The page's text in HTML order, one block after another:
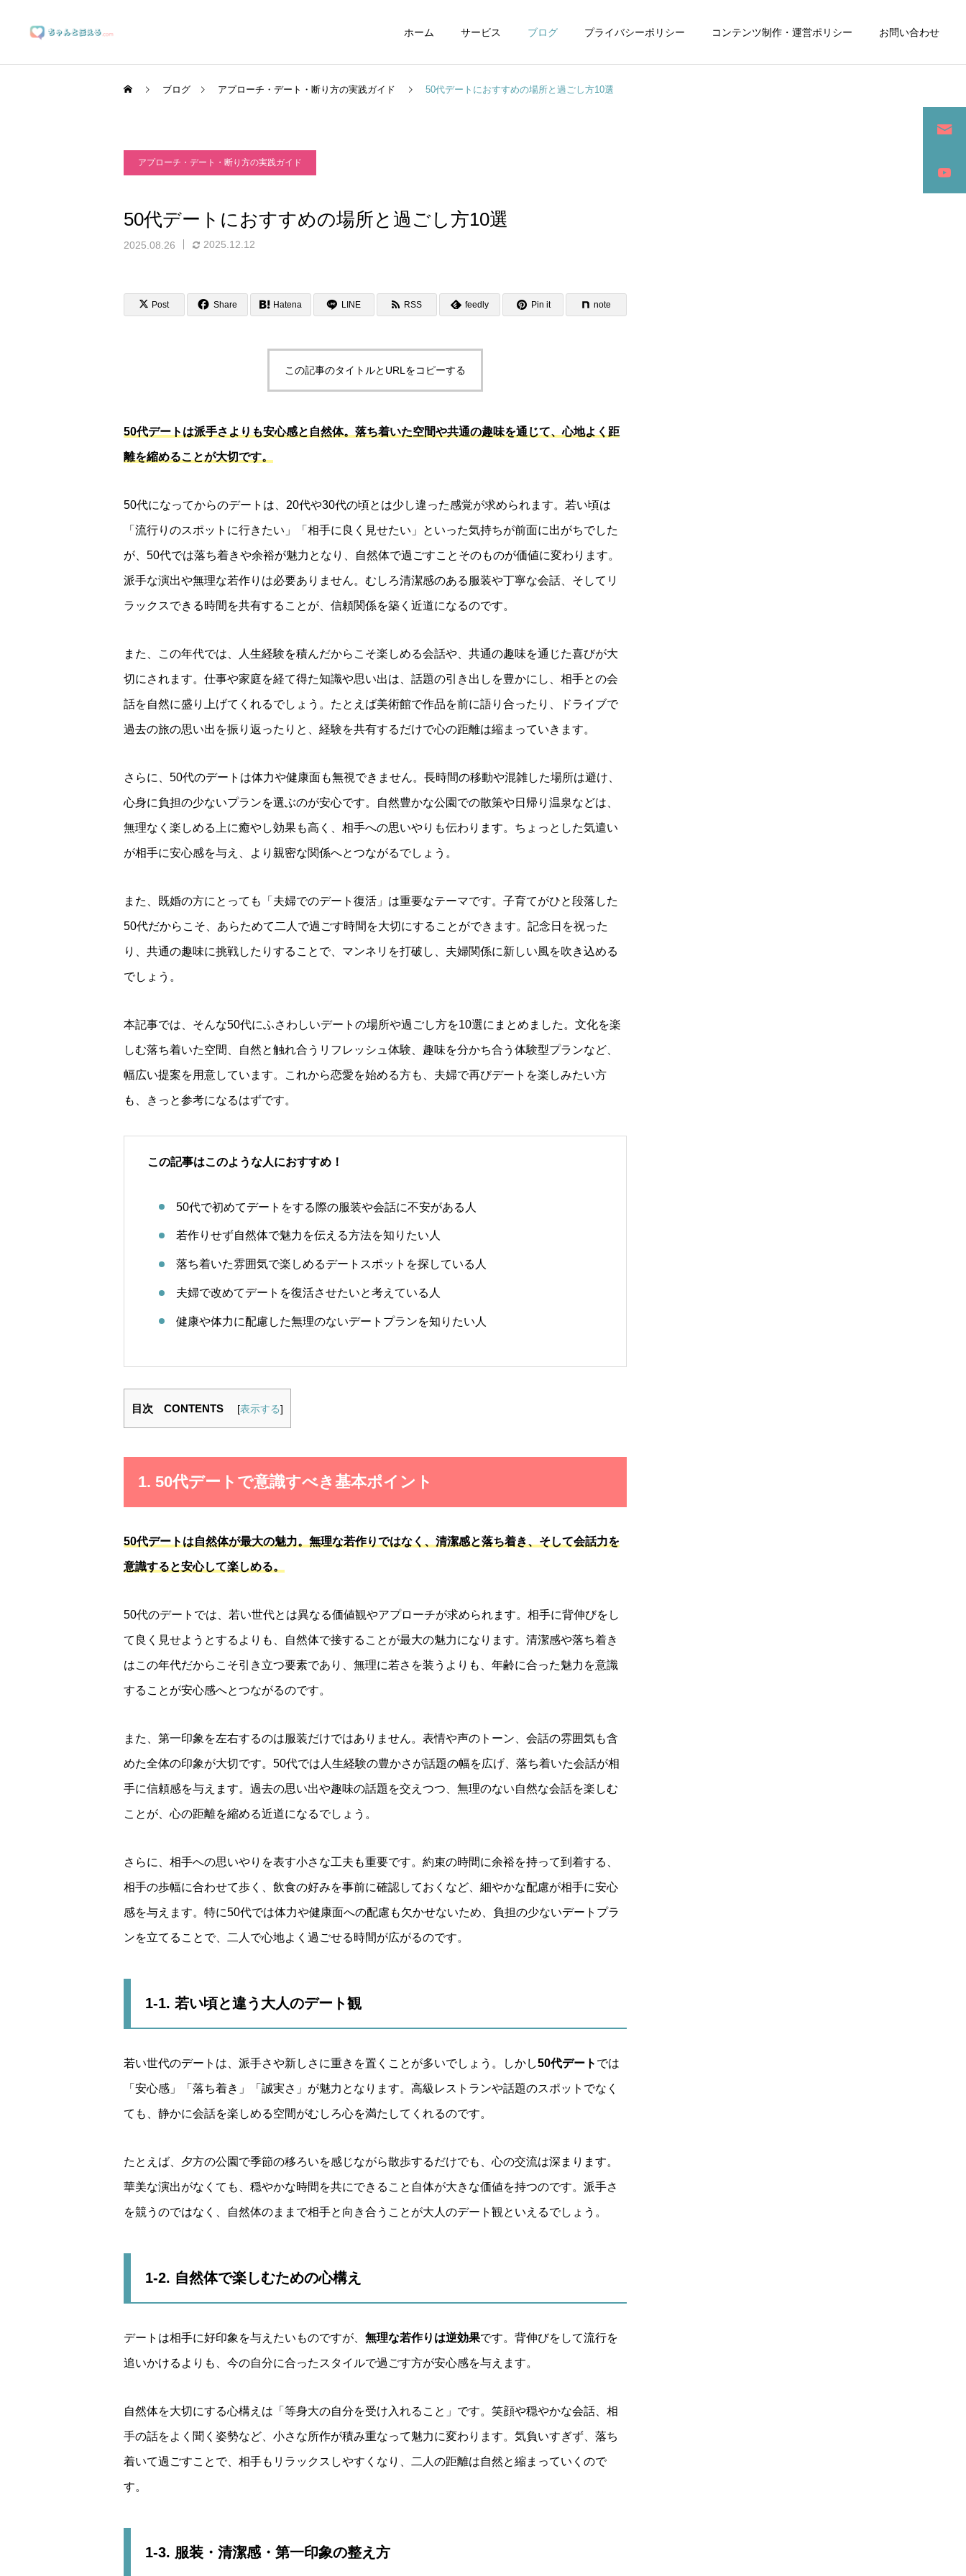
ホーム サービス ブログ プライバシーポリシー コンテンツ制作・運営ポリシー お問い合わせ
ブランディングサポート
マーケティングサポート
ブログ アプローチ・デート・断り方の実践ガイド 50代デートにおすすめの場所と過ごし方10選
アプローチ・デート・断り方の実践ガイド
50代デートにおすすめの場所と過ごし方10選
2025.08.26 2025.12.12
Post Share Hatena LINE RSS feedly Pin it note
この記事のタイトルとURLをコピーする
50代デートは派手さよりも安心感と自然体。落ち着いた空間や共通の趣味を通じて、心地よく距
離を縮めることが大切です。
50代になってからのデートは、20代や30代の頃とは少し違った感覚が求められます。若い頃は
「流行りのスポットに行きたい」「相手に良く見せたい」といった気持ちが前面に出がちでした
が、50代では落ち着きや余裕が魅力となり、自然体で過ごすことそのものが価値に変わります。
派手な演出や無理な若作りは必要ありません。むしろ清潔感のある服装や丁寧な会話、そしてリ
ラックスできる時間を共有することが、信頼関係を築く近道になるのです。
また、この年代では、人生経験を積んだからこそ楽しめる会話や、共通の趣味を通じた喜びが大
切にされます。仕事や家庭を経て得た知識や思い出は、話題の引き出しを豊かにし、相手との会
話を自然に盛り上げてくれるでしょう。たとえば美術館で作品を前に語り合ったり、ドライブで
過去の旅の思い出を振り返ったりと、経験を共有するだけで心の距離は縮まっていきます。
さらに、50代のデートは体力や健康面も無視できません。長時間の移動や混雑した場所は避け、
心身に負担の少ないプランを選ぶのが安心です。自然豊かな公園での散策や日帰り温泉などは、
無理なく楽しめる上に癒やし効果も高く、相手への思いやりも伝わります。ちょっとした気遣い
が相手に安心感を与え、より親密な関係へとつながるでしょう。
また、既婚の方にとっても「夫婦でのデート復活」は重要なテーマです。子育てがひと段落した
50代だからこそ、あらためて二人で過ごす時間を大切にすることができます。記念日を祝った
り、共通の趣味に挑戦したりすることで、マンネリを打破し、夫婦関係に新しい風を吹き込める
でしょう。
本記事では、そんな50代にふさわしいデートの場所や過ごし方を10選にまとめました。文化を楽
しむ落ち着いた空間、自然と触れ合うリフレッシュ体験、趣味を分かち合う体験型プランなど、
幅広い提案を用意しています。これから恋愛を始める方も、夫婦で再びデートを楽しみたい方
も、きっと参考になるはずです。
この記事はこのような人におすすめ！
50代で初めてデートをする際の服装や会話に不安がある人
若作りせず自然体で魅力を伝える方法を知りたい人
落ち着いた雰囲気で楽しめるデートスポットを探している人
夫婦で改めてデートを復活させたいと考えている人
健康や体力に配慮した無理のないデートプランを知りたい人
目次 CONTENTS [表示する]
1. 50代デートで意識すべき基本ポイント
50代デートは自然体が最大の魅力。無理な若作りではなく、清潔感と落ち着き、そして会話力を
意識すると安心して楽しめる。
50代のデートでは、若い世代とは異なる価値観やアプローチが求められます。相手に背伸びをし
て良く見せようとするよりも、自然体で接することが最大の魅力になります。清潔感や落ち着き
はこの年代だからこそ引き立つ要素であり、無理に若さを装うよりも、年齢に合った魅力を意識
することが安心感へとつながるのです。
また、第一印象を左右するのは服装だけではありません。表情や声のトーン、会話の雰囲気も含
めた全体の印象が大切です。50代では人生経験の豊かさが話題の幅を広げ、落ち着いた会話が相
手に信頼感を与えます。過去の思い出や趣味の話題を交えつつ、無理のない自然な会話を楽しむ
ことが、心の距離を縮める近道になるでしょう。
さらに、相手への思いやりを表す小さな工夫も重要です。約束の時間に余裕を持って到着する、
相手の歩幅に合わせて歩く、飲食の好みを事前に確認しておくなど、細やかな配慮が相手に安心
感を与えます。特に50代では体力や健康面への配慮も欠かせないため、負担の少ないデートプラ
ンを立てることで、二人で心地よく過ごせる時間が広がるのです。
1-1. 若い頃と違う大人のデート観
若い世代のデートは、派手さや新しさに重きを置くことが多いでしょう。しかし50代デート では
「安心感」「落ち着き」「誠実さ」が魅力となります。高級レストランや話題のスポットでなく
ても、静かに会話を楽しめる空間がむしろ心を満たしてくれるのです。
たとえば、夕方の公園で季節の移ろいを感じながら散歩するだけでも、心の交流は深まります。
華美な演出がなくても、穏やかな時間を共にできること自体が大きな価値を持つのです。派手さ
を競うのではなく、自然体のままで相手と向き合うことが大人のデート観といえるでしょう。
1-2. 自然体で楽しむための心構え
デートは相手に好印象を与えたいものですが、 無理な若作りは逆効果です。背伸びをして流行を
追いかけるよりも、今の自分に合ったスタイルで過ごす方が安心感を与えます。
自然体を大切にする心構えは「等身大の自分を受け入れること」です。笑顔や穏やかな会話、相
手の話をよく聞く姿勢など、小さな所作が積み重なって魅力に変わります。気負いすぎず、落ち
着いて過ごすことで、相手もリラックスしやすくなり、二人の距離は自然と縮まっていくので
す。
1-3. 服装・清潔感・第一印象の整え方